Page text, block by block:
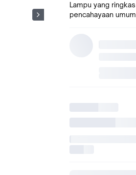
Lampu yang
pencahayaan
- Koridor / Tangga /
PHILIPS LED STICK
- Berlangsung
lainnya
- Pencahayaan lebih